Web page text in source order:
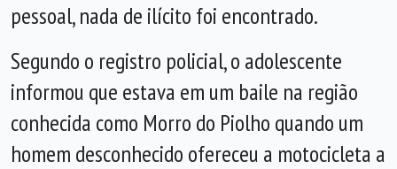
pessoal, nada de ilícito foi encontrado.
Segundo o registro policial, o adolescente
informou que estava em um baile na região
conhecida como Morro do Piolho quando um
homem desconhecido ofereceu a motocicleta a